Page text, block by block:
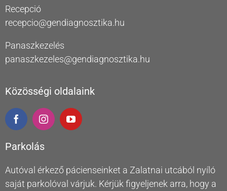
Recepció
recepcio@gendiagnosztika.hu
Panaszkezelés
panaszkezeles@gendiagnosztika.hu
Közösségi oldalaink
Parkolás
Autóval érkező pácienseinket a Zalatnai utcából nyíló
saját parkolóval várjuk. Kérjük figyeljenek arra, hogy a